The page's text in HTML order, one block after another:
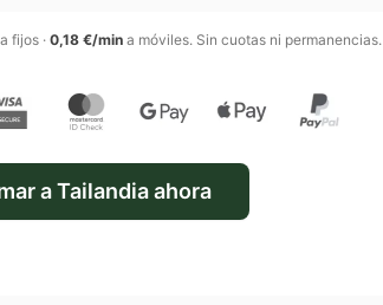
a fijos · 0,18 €/min a móviles. Sin cuotas ni permanencias.
aTailandiaahora